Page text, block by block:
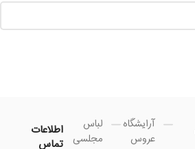
آرایشگاه
عروس
لباس
مجلسی
اطلاعات
تماس